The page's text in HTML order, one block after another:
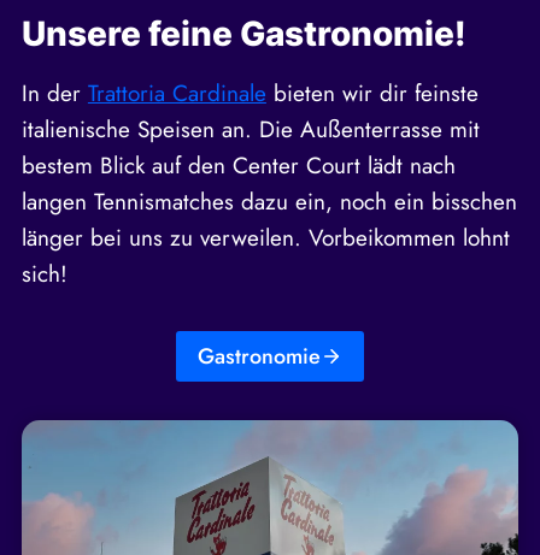
Unsere feine Gastronomie!
In der Trattoria Cardinale bieten wir dir feinste
italienische Speisen an. Die Außenterrasse mit
bestem Blick auf den Center Court lädt nach
langen Tennismatches dazu ein, noch ein bisschen
länger bei uns zu verweilen. Vorbeikommen lohnt
sich!
Gastronomie